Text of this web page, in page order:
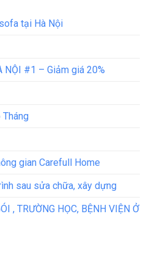
tại Hà Nội
NỘI #1 – Giảm giá 20%
gian Carefull Home
sau sửa chữa, xây dựng
, TRƯỜNG HỌC, BỆNH VIỆN Ở